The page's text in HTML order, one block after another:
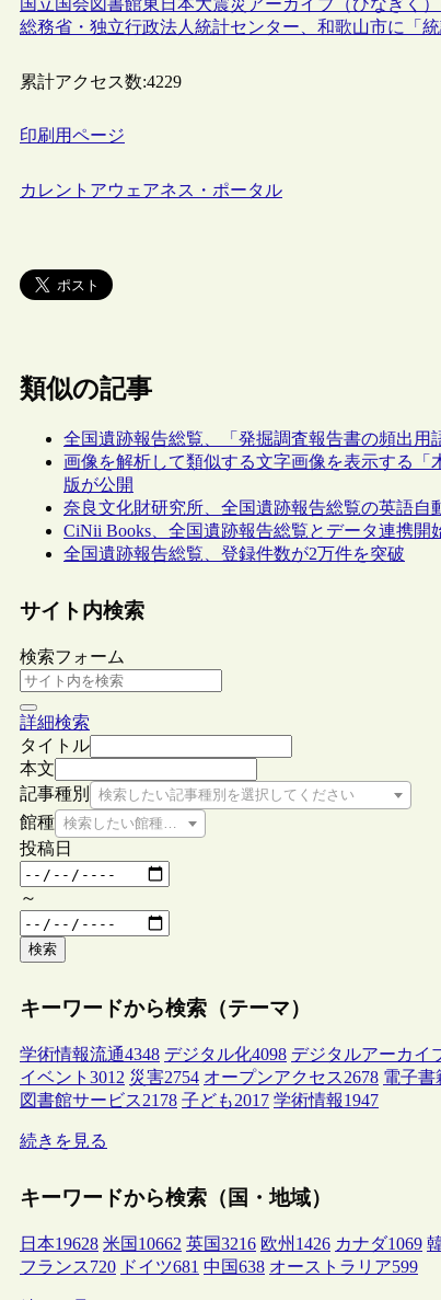
総務省・独立行政法人統計センター、和歌山市に「
累計アクセス数:4229
印刷用ページ
カレントアウェアネス・ポータル
類似の記事
全国遺跡報告総覧、「発掘調査報告書の頻出
画像を解析して類似する文字画像を表示する
版が公開
奈良文化財研究所、全国遺跡報告総覧の英語自
CiNii Books、全国遺跡報告総覧とデータ連携開
全国遺跡報告総覧、登録件数が2万件を突破
サイト内検索
検索フォーム
詳細検索
タイトル
本文
記事種別
検索したい記事種別を選択してください
館種 検索したい館種を選択してください
投稿日
～
検索
キーワードから検索（テーマ）
学術情報流通4348 デジタル化4098 デジタルアーカイ
イベント 3012 災害2754 オープンアクセス2678 電子書
図書館サービス2178 子ども2017 学術情報1947
続きを見る
キーワードから検索（国・地域）
日本19628 米国 10662 英国3216 欧州 1426 カナダ1069
フランス720 ドイツ681 中国638 オーストラリア599